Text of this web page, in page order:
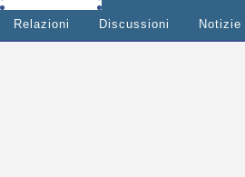
Relazioni Discussioni Notizie